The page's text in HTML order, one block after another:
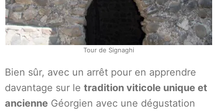
Tour de Signaghi
Bien sûr, avec un arrêt pour en apprendre
davantage sur le tradition viticole unique et
ancienne Géorgien avec une dégustation